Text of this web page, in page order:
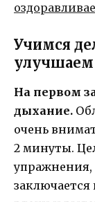
Учимся
улучшаем
На первом
дыхание.
очень
2 минуты.
упражнения,
заключается